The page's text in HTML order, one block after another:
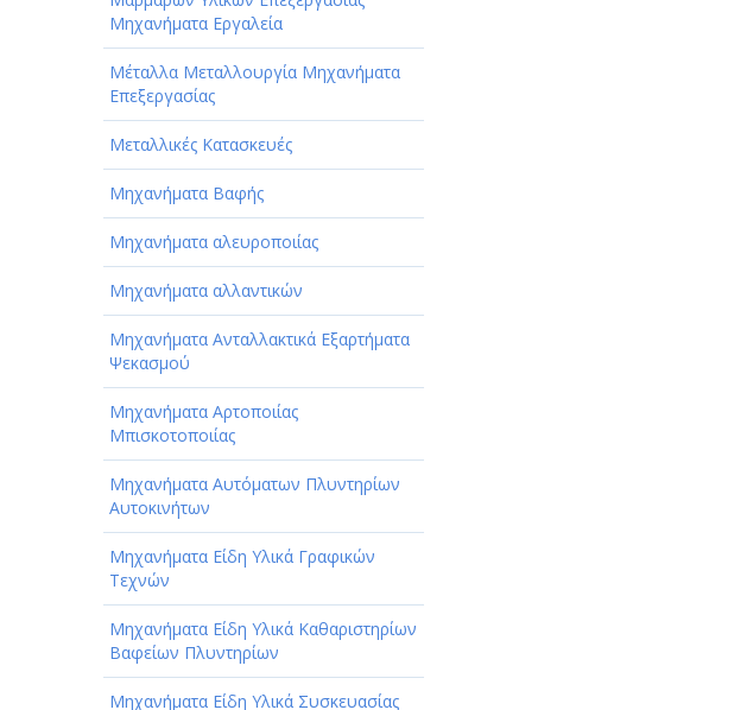
Μηχανήματα Εργαλεία
Μέταλλα Μεταλλουργία Μηχανήματα
Επεξεργασίας
Μεταλλικές Κατασκευές
Μηχανήματα Βαφής
Μηχανήματα αλευροποιίας
Μηχανήματα αλλαντικών
Μηχανήματα Ανταλλακτικά Εξαρτήματα
Ψεκασμού
Μηχανήματα Αρτοποιίας
Μπισκοτοποιίας
Μηχανήματα Αυτόματων Πλυντηρίων
Αυτοκινήτων
Μηχανήματα Είδη Υλικά Γραφικών
Τεχνών
Μηχανήματα Είδη Υλικά Καθαριστηρίων
Βαφείων Πλυντηρίων
Μηχανήματα Είδη Υλικά Συσκευασίας